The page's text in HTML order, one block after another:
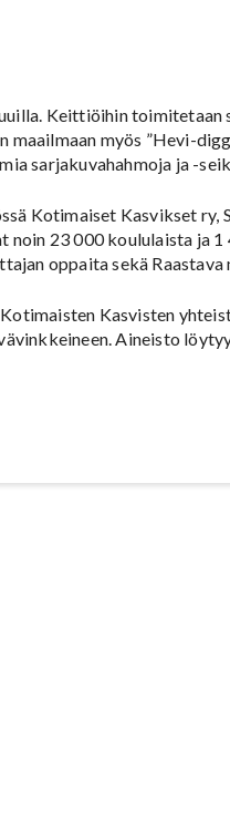
Keittiöihin toimitetaan
myös ”Hevi-
sarjakuvahahmoja ja -
Kotimaiset Kasvikset ry,
23 000 koululaista ja
oppaita sekä
Kasvisten
Aineisto